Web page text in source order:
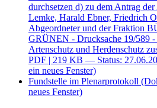
durchsetzen d) zu dem Antrag
Lemke, Harald Ebner, Friedrich
Abgeordneter und der Fraktion
GRÜNEN - Drucksache 19/589
Artenschutz und Herdenschutz
PDF | 219 KB — Status:
ein neues Fenster)
Fundstelle im Plenarprotokoll
neues Fenster)